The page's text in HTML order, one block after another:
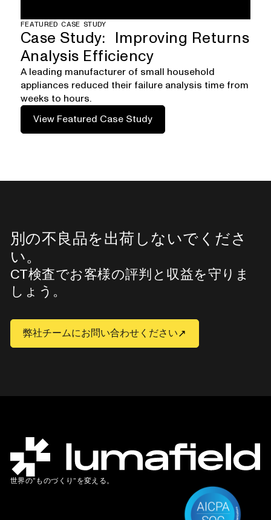
FEATURED CASE STUDY
Case Study: Improving Returns
Analysis Efficiency
A leading manufacturer of small household
appliances reduced their failure analysis time from
weeks to hours.
View Featured Case Study
別の不良品を出荷しないでくださ
い。
CT検査でお客様の評判と収益を守りま
しょう。
弊社チームにお問い合わせください
世界の”ものづくり”を変える。